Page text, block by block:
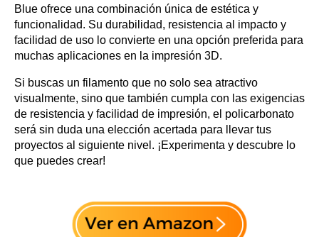
Blue ofrece una combinación única de estética y
funcionalidad. Su durabilidad, resistencia al impacto y
facilidad de uso lo convierte en una opción preferida para
muchas aplicaciones en la impresión 3D.
Si buscas un filamento que no solo sea atractivo
visualmente, sino que también cumpla con las exigencias
de resistencia y facilidad de impresión, el policarbonato
será sin duda una elección acertada para llevar tus
proyectos al siguiente nivel. ¡Experimenta y descubre lo
que puedes crear!